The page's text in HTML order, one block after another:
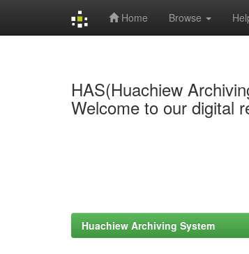
Home Browse
HAS(Huachiew
Welcome to our digital
Huachiew Archiving System